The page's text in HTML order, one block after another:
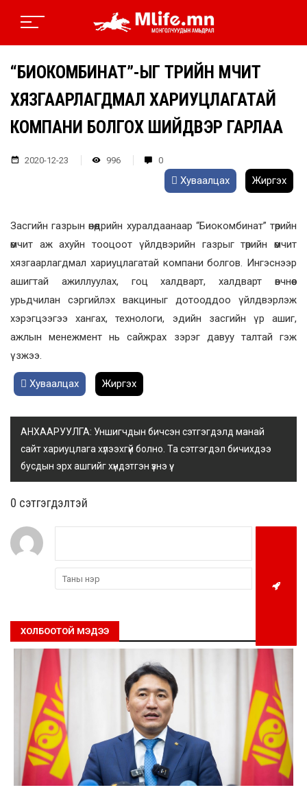
“БИОКОМБИНАТ”-ЫГ ТӨРИЙН ӨМЧИТ
ХЯЗГААРЛАГДМАЛ ХАРИУЦЛАГАТАЙ
КОМПАНИ БОЛГОХ ШИЙДВЭР ГАРЛАА
2020-12-23 996 0
Хуваалцах Жиргэх
Засгийн газрын өнөөдрийн хуралдаанаар “Биокомбинат” төрийн
өмчит аж ахуйн тооцоот үйлдвэрийн газрыг төрийн өмчит
хязгаарлагдмал хариуцлагатай компани болгов. Ингэснээр
ашигтай ажиллуулах, гоц халдварт, халдварт өвчнөөс
урьдчилан сэргийлэх вакциныг дотооддоо үйлдвэрлэж
хэрэгцээгээ хангах, технологи, эдийн засгийн үр ашиг,
ажлын менежмент нь сайжрах зэрэг давуу талтай гэж
үзжээ.
Хуваалцах Жиргэх
АНХААРУУЛГА: Уншигчдын бичсэн сэтгэгдэлд манай
сайт хариуцлага хүлээхгүй болно. Та сэтгэгдэл бичихдээ
бусдын эрх ашгийг хүндэтгэн үзнэ үү.
0 cэтгэгдэлтэй
ХОЛБООТОЙ МЭДЭЭ